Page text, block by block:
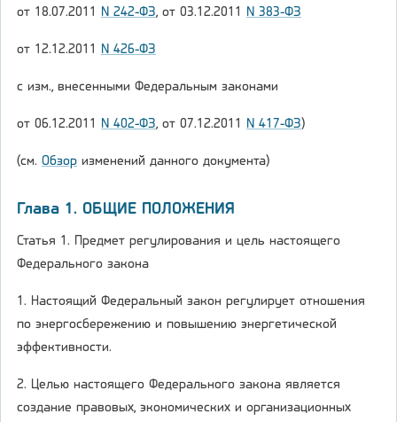
от 18.07.2011 N 242-ФЗ, от 03.12.2011 N 383-ФЗ
от 12.12.2011 N 426-ФЗ
с изм., внесенными Федеральным законами
от 06.12.2011 N 402-ФЗ, от 07.12.2011 N 417-ФЗ)
(см. Обзор изменений данного документа)
Глава 1. ОБЩИЕ ПОЛОЖЕНИЯ
Статья 1. Предмет регулирования и цель настоящего
Федерального закона
1. Настоящий Федеральный закон регулирует отношения
по энергосбережению и повышению энергетической
эффективности.
2. Целью настоящего Федерального закона является
создание правовых, экономических и организационных